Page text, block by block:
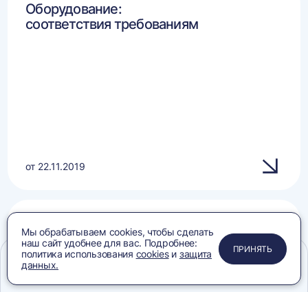
Оборудование:
соответствия требованиям
от 22.11.2019
Горизонтальные прессы и конвейеры:
соответствия требованиям
ПРИМЕНИТЬ
ЗАКРЫТЬ
ЗАКРЫТЬ
ЗАКРЫТЬ
Мы обрабатываем cookies, чтобы сделать
наш сайт удобнее для вас. Подробнее:
политика использования cookiesи защита
данных.
ПРИНЯТЬ